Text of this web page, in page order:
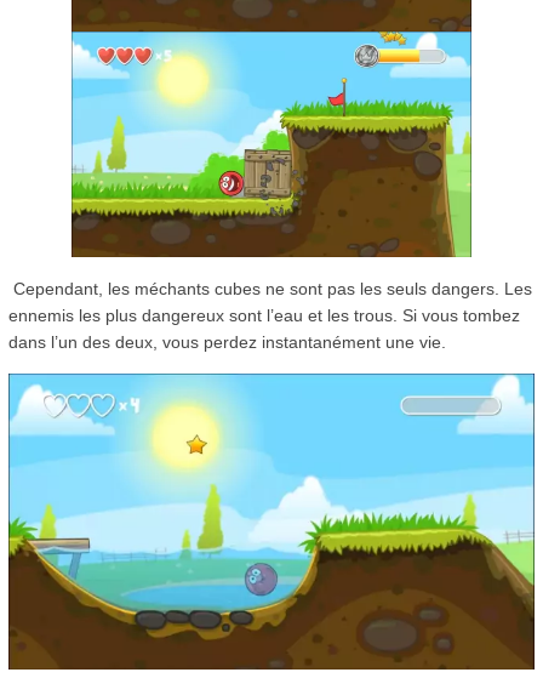
Cependant, les méchants cubes ne sont pas les seuls dangers. Les
ennemis les plus dangereux sont l’eau et les trous. Si vous tombez
dans l’un des deux, vous perdez instantanément une vie.